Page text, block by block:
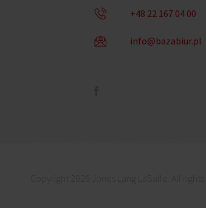
+48 22 167 04 00
info@bazabiur.pl